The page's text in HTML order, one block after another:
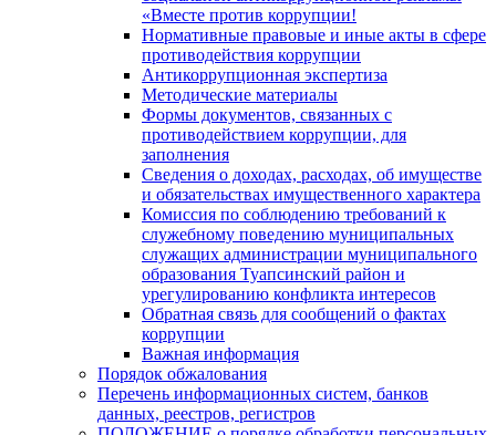
«Вместе против коррупции!
Нормативные правовые и иные акты в сфере
противодействия коррупции
Антикоррупционная экспертиза
Методические материалы
Формы документов, связанных с
противодействием коррупции, для
заполнения
Сведения о доходах, расходах, об имуществе
и обязательствах имущественного характера
Комиссия по соблюдению требований к
служебному поведению муниципальных
служащих администрации муниципального
образования Туапсинский район и
урегулированию конфликта интересов
Обратная связь для сообщений о фактах
коррупции
Важная информация
Порядок обжалования
Перечень информационных систем, банков
данных, реестров, регистров